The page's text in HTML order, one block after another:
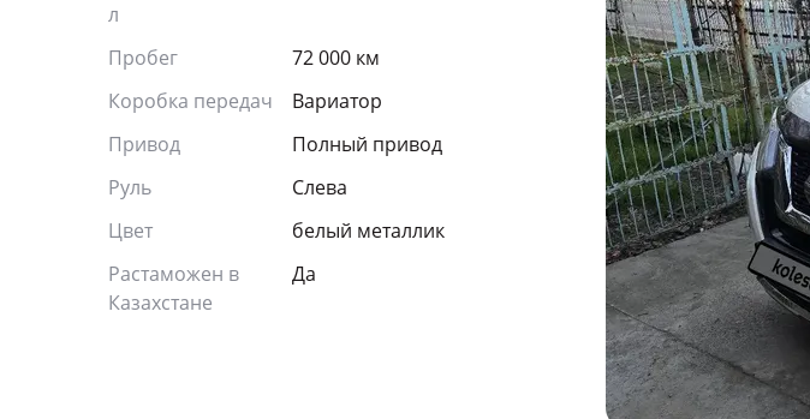
л
Пробег
72 000 км
Коробка передач
Вариатор
Привод
Полный привод
Руль
Слева
Цвет
белый металлик
Растаможен в
Казахстане
Да